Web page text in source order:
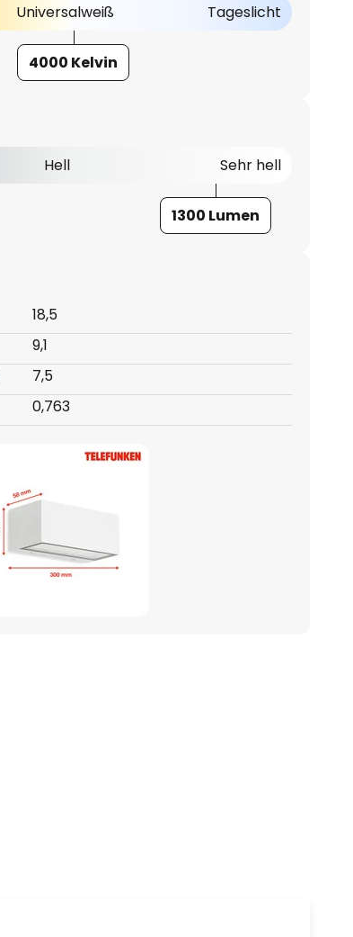
Universalweiß Tageslicht
4000 Kelvin
Hell Sehr hell
1300 Lumen
18,5
9,1
7,5
0,763